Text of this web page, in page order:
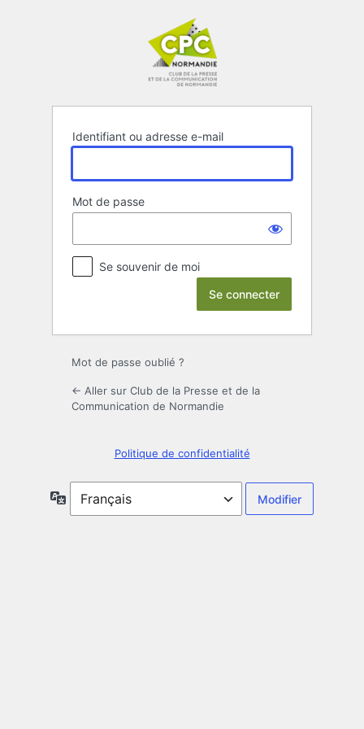
Identifiant ou adresse e-mail
Mot de passe
Se souvenir de moi
Mot de passe oublié ?
← Aller sur Club de la Presse et de la
Communication de Normandie
Politique de confidentialité
Langue